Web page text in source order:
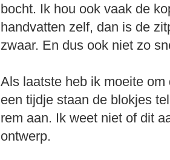
bocht. Ik hou ook vaak de
handvatten zelf, dan is de
zwaar. En dus ook niet zo
Als laatste heb ik moeite
een tijdje staan de blokjes
rem aan. Ik weet niet of dit
ontwerp.